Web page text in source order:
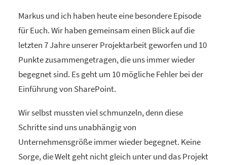
Markus und ich haben heute eine besondere Episode
für Euch. Wir haben gemeinsam einen Blick auf die
letzten 7 Jahre unserer Projektarbeit geworfen und 10
Punkte zusammengetragen, die uns immer wieder
begegnet sind. Es geht um 10 mögliche Fehler bei der
Einführung von SharePoint.
Wir selbst mussten viel schmunzeln, denn diese
Schritte sind uns unabhängig von
Unternehmensgröße immer wieder begegnet. Keine
Sorge, die Welt geht nicht gleich unter und das Projekt